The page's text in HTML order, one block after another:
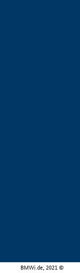
BMWi.de, 2021 ©